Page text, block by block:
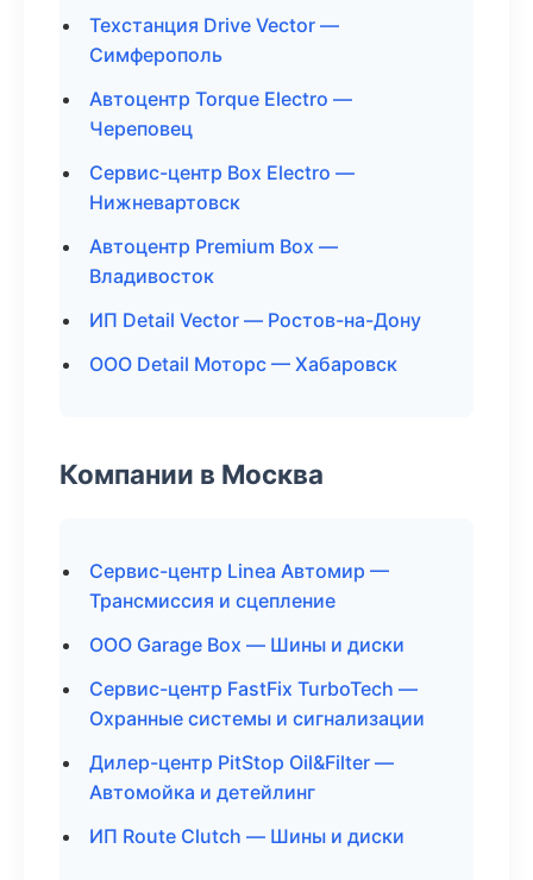
Техстанция Drive Vector —
Симферополь
Автоцентр Torque Electro —
Череповец
Сервис-центр Box Electro —
Нижневартовск
Автоцентр Premium Box —
Владивосток
ИП Detail Vector — Ростов-на-Дону
ООО Detail Моторс — Хабаровск
Компании в Москва
Сервис-центр Linea Автомир —
Трансмиссия и сцепление
ООО Garage Box — Шины и диски
Сервис-центр FastFix TurboTech —
Охранные системы и сигнализации
Дилер-центр PitStop Oil&Filter —
Автомойка и детейлинг
ИП Route Clutch — Шины и диски